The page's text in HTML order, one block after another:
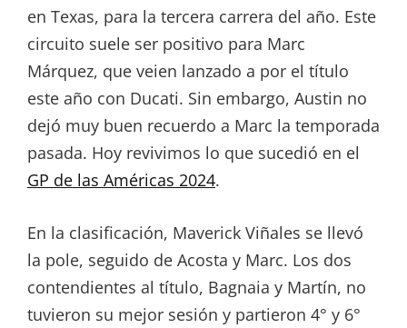
en Texas, para la tercera carrera del año. Este
circuito suele ser positivo para Marc
Márquez, que veien lanzado a por el título
este año con Ducati. Sin embargo, Austin no
dejó muy buen recuerdo a Marc la temporada
pasada. Hoy revivimos lo que sucedió en el
GP de las Américas 2024.
En la clasificación, Maverick Viñales se llevó
la pole, seguido de Acosta y Marc. Los dos
contendientes al título, Bagnaia y Martín, no
tuvieron su mejor sesión y partieron 4° y 6°